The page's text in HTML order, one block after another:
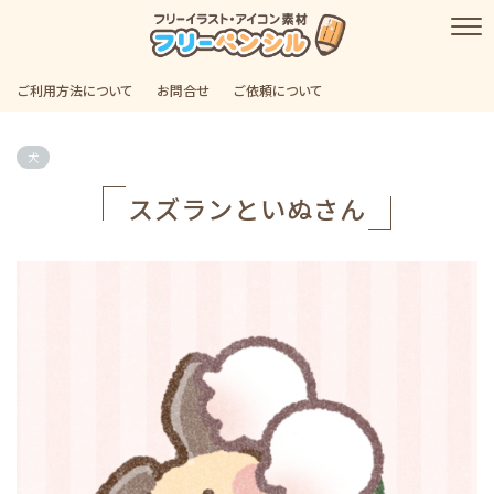
ご利用方法について お問合せ ご依頼について
犬
スズランといぬさん